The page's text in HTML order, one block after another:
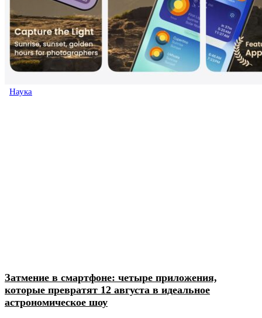
Наука
Затмение в смартфоне: четыре приложения,
которые превратят 12 августа в идеальное
астрономическое шоу